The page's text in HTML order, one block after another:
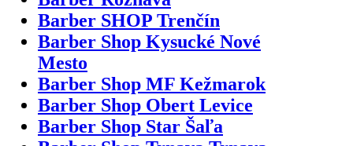
Barber SHOP Trenčín
Barber Shop Kysucké Nové
Mesto
Barber Shop MF Kežmarok
Barber Shop Obert Levice
Barber Shop Star Šaľa